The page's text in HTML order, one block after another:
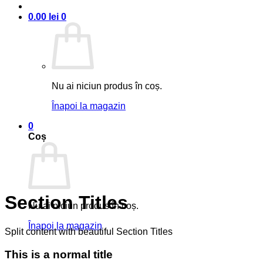
0.00 lei 0
Nu ai niciun produs în coș.
Înapoi la magazin
0
Coș
Nu ai niciun produs în coș.
Înapoi la magazin
Section Titles
Split content with beautiful Section Titles
This is a normal title